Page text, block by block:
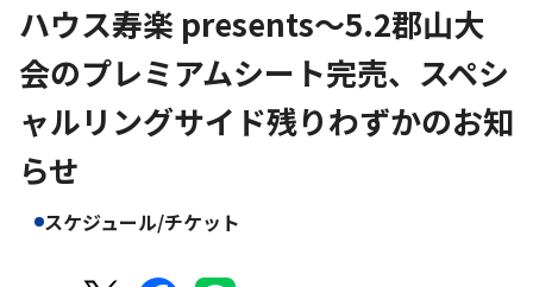
ハウス寿楽 presents～5.2郡山大
会のプレミアムシート完売、スペシ
ャルリングサイド残りわずかのお知
らせ
スケジュール/チケット